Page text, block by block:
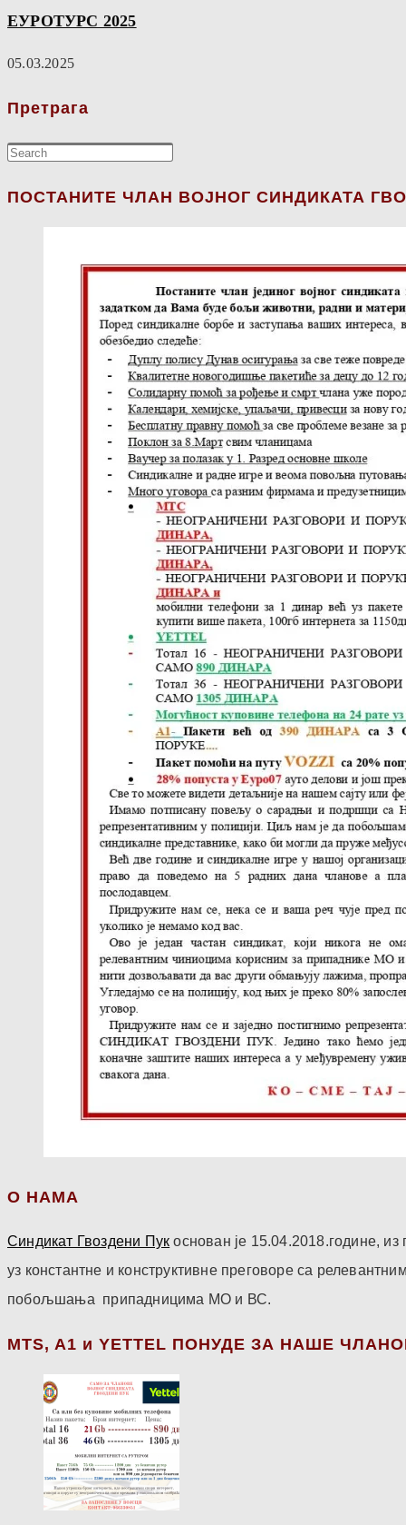
ЕУРОТУРС 2025
05.03.2025
Претрага
ПОСТАНИТЕ ЧЛАН ВОЈНОГ СИНДИКАТА
О НАМА
Синдикат Гвоздени Пук основан је 15.04.2018.године,
уз константне и конструктивне преговоре са
побољшања припадницима МО и ВС.
МТS, A1 и YETTEL ПОНУДЕ ЗА НАШЕ